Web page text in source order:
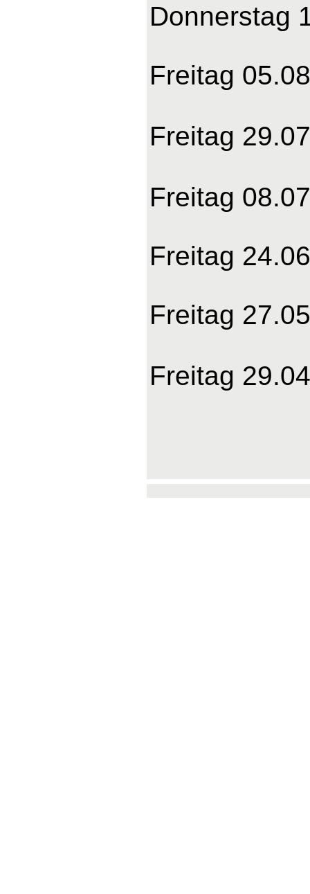
Donnerstag
Freitag
Freitag
Freitag
Freitag
Freitag
Freitag